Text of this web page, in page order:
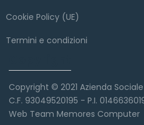
Cookie Policy (UE)
Termini e condizioni
Copyright © 2021 Azienda
C.F. 93049520195 - P.I.
Web Team Memores Computer